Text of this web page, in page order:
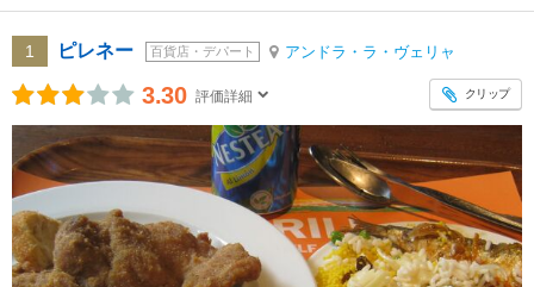
1 ピレネー 百貨店・デパート アンドラ・ラ・ヴェリャ
3.30 評価詳細 クリップ